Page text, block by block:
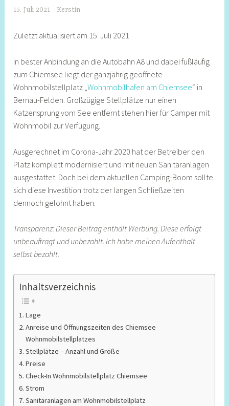
15. Juli 2021 Kerstin
Zuletzt aktualisiert am 15. Juli 2021
In bester Anbindung an die Autobahn A8 und dabei fußläufig
zum Chiemsee liegt der ganzjährig geöffnete
Wohnmobilstellplatz „Wohnmobilhafen am Chiemsee“ in
Bernau-Felden. Großzügige Stellplätze nur einen
Katzensprung vom See entfernt stehen hier für Camper mit
Wohnmobil zur Verfügung.
Ausgerechnet im Corona-Jahr 2020 hat der Betreiber den
Platz komplett modernisiert und mit neuen Sanitäranlagen
ausgestattet. Doch bei dem aktuellen Camping-Boom sollte
sich diese Investition trotz der langen Schließzeiten
dennoch gelohnt haben.
Transparenz: Dieser Beitrag enthält Werbung. Diese erfolgt
unbeauftragt und unbezahlt. Ich habe meinen Aufenthalt
selbst bezahlt.
Inhaltsverzeichnis
Lage
Anreise und Öffnungszeiten des Chiemsee
Wohnmobilstellplatzes
Stellplätze – Anzahl und Größe
Preise
Check-In Wohnmobilstellplatz Chiemsee
Strom
Sanitäranlagen am Wohnmobilstellplatz